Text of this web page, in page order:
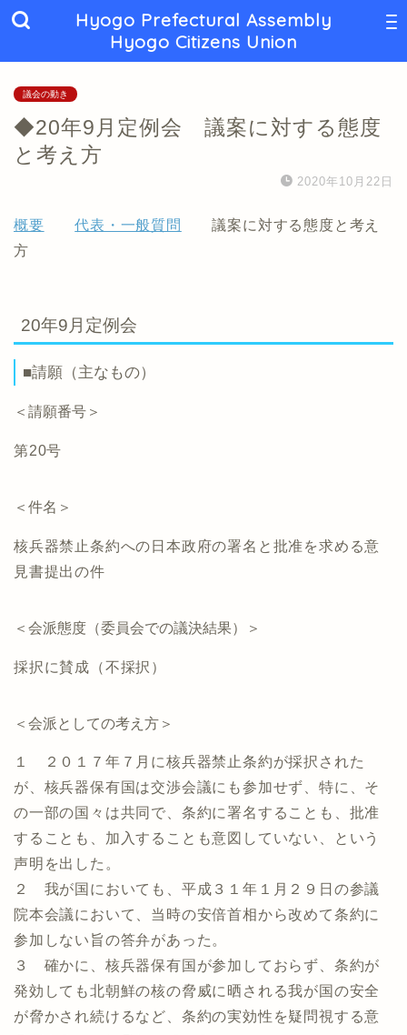
Hyogo Prefectural Assembly
Hyogo Citizens Union
議会の動き
◆20年9月定例会 議案に対する態度
と考え方
2020年10月22日
概要 代表・一般質問
議案に対する態度と考え
方
20年9月定例会
■請願（主なもの）
＜請願番号＞
第20号
＜件名＞
核兵器禁止条約への日本政府の署名と批准を求める意
見書提出の件
＜会派態度（委員会での議決結果）＞
採択に賛成（不採択）
＜会派としての考え方＞
１ ２０１７年７月に核兵器禁止条約が採択された
が、核兵器保有国は交渉会議にも参加せず、特に、そ
の一部の国々は共同で、条約に署名することも、批准
することも、加入することも意図していない、という
声明を出した。
２ 我が国においても、平成３１年１月２９日の参議
院本会議において、当時の安倍首相から改めて条約に
参加しない旨の答弁があった。
３ 確かに、核兵器保有国が参加しておらず、条約が
発効しても北朝鮮の核の脅威に晒される我が国の安全
が脅かされ続けるなど、条約の実効性を疑問視する意